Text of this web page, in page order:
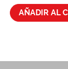
AÑADIR AL